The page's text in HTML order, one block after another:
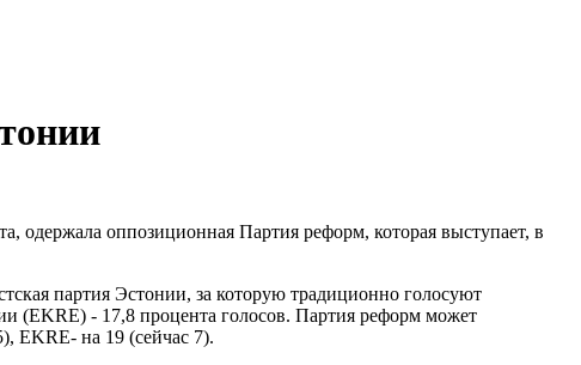
одержала оппозиционная Партия реформ, которая выступает, в
партия Эстонии, за которую традиционно голосуют
(EKRE) - 17,8 процента голосов. Партия реформ может
EKRE- на 19 (сейчас 7).